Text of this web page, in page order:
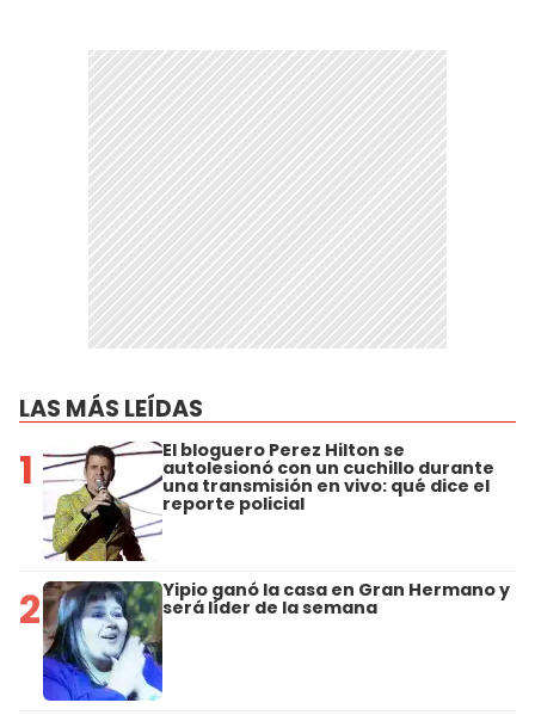
LAS MÁS LEÍDAS
1 El bloguero Perez Hilton se
autolesionó con un cuchillo durante
una transmisión en vivo: qué dice el
reporte policial
2 Yipio ganó la casa en Gran Hermano y
será líder de la semana